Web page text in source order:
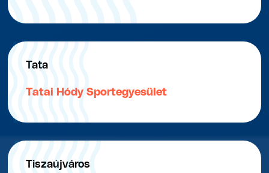
Tata
Tatai Hódy Sportegyesület
Tiszaújváros